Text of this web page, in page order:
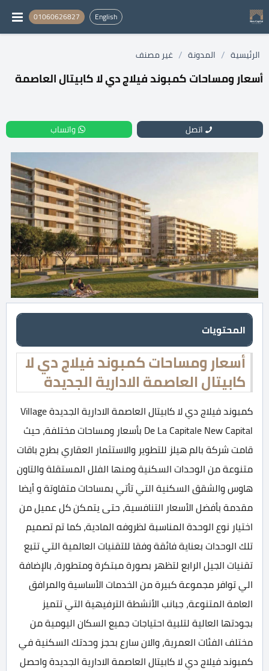
English
01060626827
الرئيسية / المدونة / غير مصنف
أسعار ومساحات كمبوند فيلاج دي لا كابيتال العاصمة
اتصل واتساب
المحتويات
أسعار ومساحات كمبوند فيلاج دي لا
كابيتال العاصمة الادارية الجديدة
كمبوند فيلاج دي لا كابيتال العاصمة الادارية الجديدة Village
De La Capitale New Capital بأسعار ومساحات مختلفة، حيث
قامت شركة بالم هيلز للتطوير والاستثمار العقاري بطرح باقات
متنوعة من الوحدات السكنية ومنها الفلل المستقلة والتاون
هاوس والشقق السكنية التي تأتي بمساحات متفاوتة و أيضا
مقدمة بأفضل الأسعار التنافسية، حتى يتمكن كل عميل من
اختيار نوع الوحدة المناسبة لظروفه المادية، كما تم تصميم
تلك الوحدات بعناية فائقة وفقا للتقنيات العالمية التي تتبع
تقنيات الجيل الرابع لتظهر بصورة مبتكرة ومتطورة، بالإضافة
الي توافر مجموعة كبيرة من الخدمات الأساسية والمرافق
العامة المتنوعة، جبانب الأنشطة الترفيهية التي تتميز
بجودتها العالية لتلبية احتياجات جميع السكان اليومية من
مختلف الفئات العمرية، والان سارع بحجز وحدتك السكنية في
كمبوند فيلاج دي لا كابيتال العاصمة الادارية الجديدة واحصل